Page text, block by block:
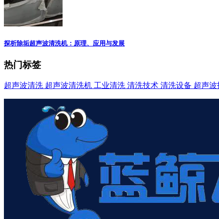
探析除垢超声波清洗机：原理、应用与发展
热门标签
超声波清洗 超声波清洗机 工业清洗 清洗技术 清洗设备 超声